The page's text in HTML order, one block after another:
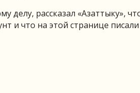
делу, рассказал «Азаттыку»,
и что на этой странице